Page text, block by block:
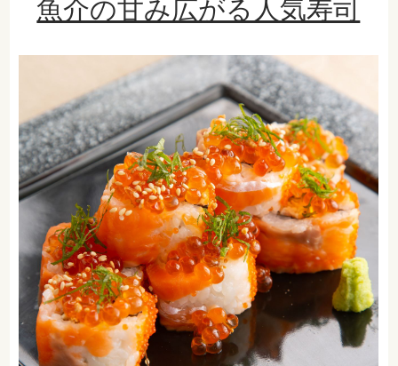
魚介の甘み広がる人気寿司